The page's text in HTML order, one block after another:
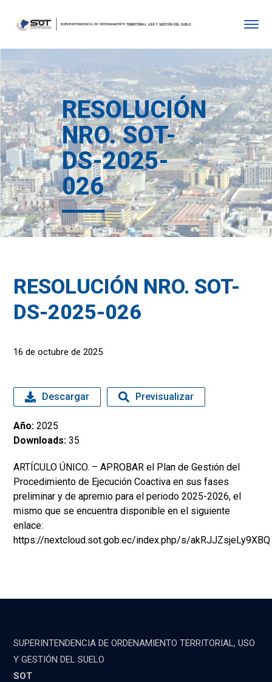
RESOLUCIÓN
NRO. SOT-
DS-2025-
026
RESOLUCIÓN NRO. SOT-
DS-2025-026
16 de octubre de 2025
ARTÍCULO ÚNICO. – APROBAR el Plan de Gestión del
Procedimiento de Ejecución Coactiva en sus fases
preliminar y de apremio para el periodo 2025-2026, el
mismo que se encuentra disponible en el siguiente
enlace:
https://nextcloud.sot.gob.ec/index.php/s/akRJJZsjeLy9XBQ
Descargar Previsualizar
Año: 2025
Downloads:35
SUPERINTENDENCIA DE ORDENAMIENTO TERRITORIAL, USO
Y GESTIÓN DEL SUELO
SOT